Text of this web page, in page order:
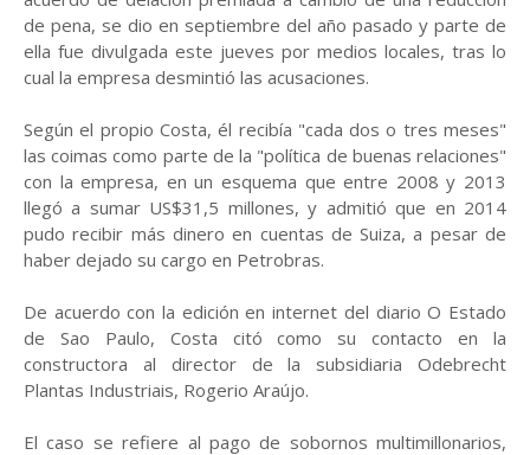
de pena, se dio en septiembre del año pasado y parte de
ella fue divulgada este jueves por medios locales, tras lo
cual la empresa desmintió las acusaciones.
Según el propio Costa, él recibía "cada dos o tres meses"
las coimas como parte de la "política de buenas relaciones"
con la empresa, en un esquema que entre 2008 y 2013
llegó a sumar US$31,5 millones, y admitió que en 2014
pudo recibir más dinero en cuentas de Suiza, a pesar de
haber dejado su cargo en Petrobras.
De acuerdo con la edición en internet del diario O Estado
de Sao Paulo, Costa citó como su contacto en la
constructora al director de la subsidiaria Odebrecht
Plantas Industriais, Rogerio Araújo.
El caso se refiere al pago de sobornos multimillonarios,